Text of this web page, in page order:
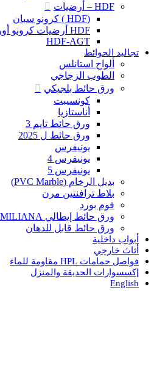
HDF – أرضيات
(HDF ) كرونو سبان
HDF أرضيات كرونو أوريجينال
HDF-AGT
تجاليد الحوائط
ألواح استانلس
الطوب الزجاجي
ورق حائط بلجيكي
كونسيبت
أناستازيا
ورق حائط تايم 3
ورق حائط ل 2025
يونيفرس
يونيفرس 4
يونيفرس 5
بديل الرخام (PVC Marble)
بلاط ترافنتين مرن
فوم بورد
ورق حائط إيطالي EMILIANA
ورق حائط قابل للدهان
أبواب داخلية
أثاث خارجي
فواصل حمامات HPL مقاومة للماء
إكسسوارات الحديقة والمنزل
English